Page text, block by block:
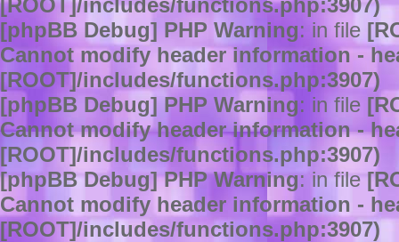
[ROOT]/includes/functions.php:3907)
[phpBB Debug] PHP Warning: in file
Cannot modify header information -
[ROOT]/includes/functions.php:3907)
[phpBB Debug] PHP Warning: in file
Cannot modify header information -
[ROOT]/includes/functions.php:3907)
[phpBB Debug] PHP Warning: in file
Cannot modify header information -
[ROOT]/includes/functions.php:3907)